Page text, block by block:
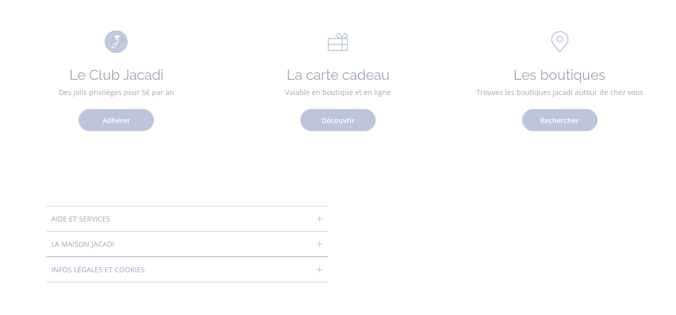
Le Club Jacadi
Des jolis privilèges pour 5€ par an
Adhérer
La carte cadeau
Valable en boutique et en ligne
Découvrir
Les boutiques
Trouvez les boutiques Jacadi autour de chez vous
Rechercher
AIDE ET SERVICES
LA MAISON JACADI
INFOS LÉGALES ET COOKIES